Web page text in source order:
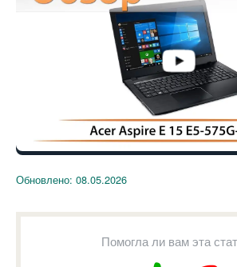
Обновлено: 08.05.2026
Помогла ли вам эта